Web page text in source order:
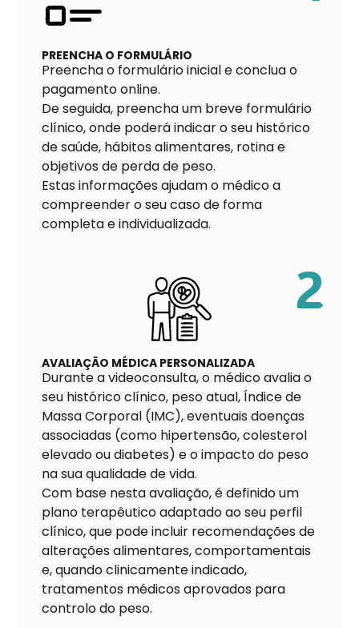
PREENCHA O FORMULÁRIO
Preencha o formulário inicial e conclua o
pagamento online.
De seguida, preencha um breve formulário
clínico, onde poderá indicar o seu histórico
de saúde, hábitos alimentares, rotina e
objetivos de perda de peso.
Estas informações ajudam o médico a
compreender o seu caso de forma
completa e individualizada.
2
AVALIAÇÃO MÉDICA PERSONALIZADA
Durante a videoconsulta, o médico avalia o
seu histórico clínico, peso atual, Índice de
Massa Corporal (IMC), eventuais doenças
associadas (como hipertensão, colesterol
elevado ou diabetes) e o impacto do peso
na sua qualidade de vida.
Com base nesta avaliação, é definido um
plano terapêutico adaptado ao seu perfil
clínico, que pode incluir recomendações de
alterações alimentares, comportamentais
e, quando clinicamente indicado,
tratamentos médicos aprovados para
controlo do peso.